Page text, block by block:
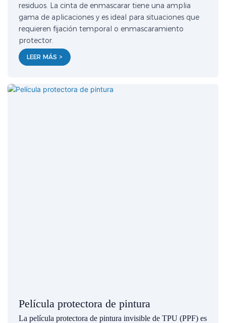
residuos. La cinta de enmascarar tiene una amplia
gama de aplicaciones y es ideal para situaciones que
requieren fijación temporal o enmascaramiento
protector.
LEER MÁS >
Película protectora de pintura
La película protectora de pintura invisible de TPU (PPF) es